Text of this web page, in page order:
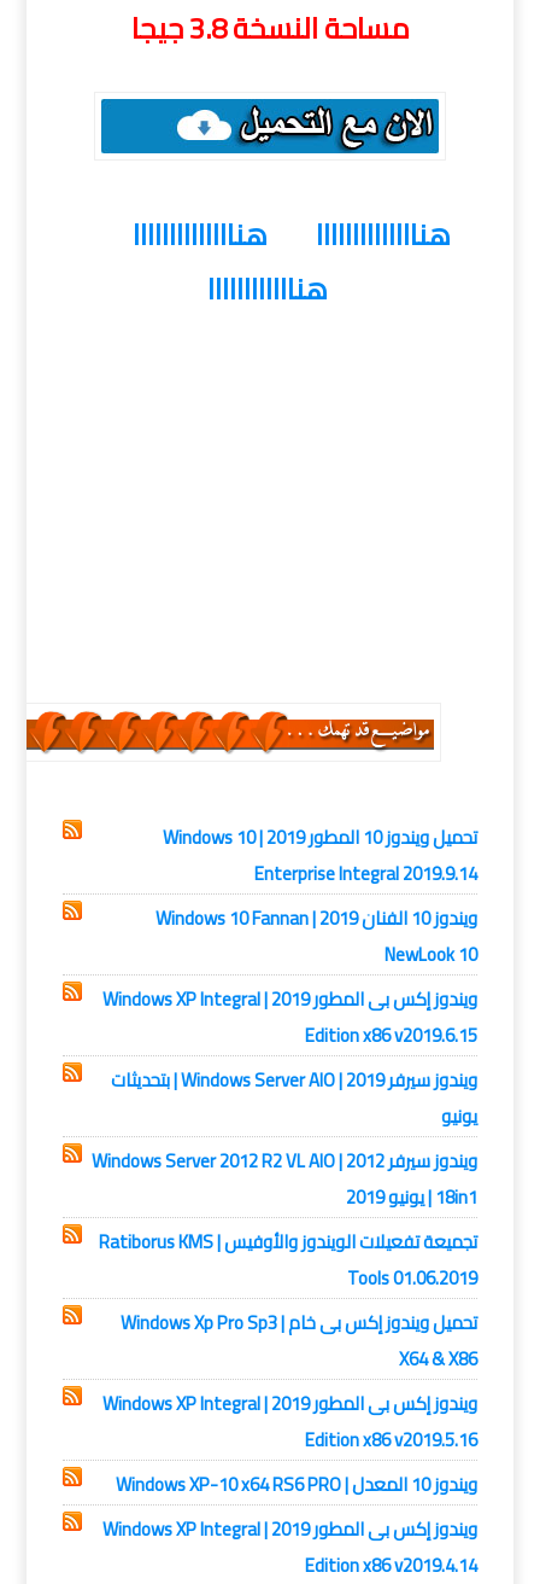
مساحة النسخة 3.8 جيجا
هناااااااااااااا
هناااااااااااااا
هناااااااااااا
تحميل ويندوز 10 المطور 2019 | Windows 10
Enterprise Integral 2019.9.14
ويندوز 10 الفنان 2019 | Windows 10 Fannan
NewLook 10
ويندوز إكس بى المطور 2019 | Windows XP Integral
Edition x86 v2019.6.15
ويندوز سيرفر 2019 | Windows Server AIO | بتحديثات
يونيو
ويندوز سيرفر 2012 | Windows Server 2012 R2 VL AIO
18in1 | يونيو 2019
تجميعة تفعيلات الويندوز والأوفيس | Ratiborus KMS
Tools 01.06.2019
تحميل ويندوز إكس بى خام | Windows Xp Pro Sp3
X64 & X86
ويندوز إكس بى المطور 2019 | Windows XP Integral
Edition x86 v2019.5.16
ويندوز 10 المعدل | Windows XP-10 x64 RS6 PRO
ويندوز إكس بى المطور 2019 | Windows XP Integral
Edition x86 v2019.4.14